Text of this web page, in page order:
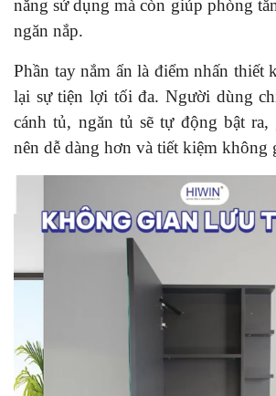
năng sử dụng mà còn giúp phòng
ngăn nắp.
Phần tay nắm ẩn là điểm nhấn thiết
lại sự tiện lợi tối đa. Người dùng
cánh tủ, ngăn tủ sẽ tự động bật
nên dễ dàng hơn và tiết kiệm không